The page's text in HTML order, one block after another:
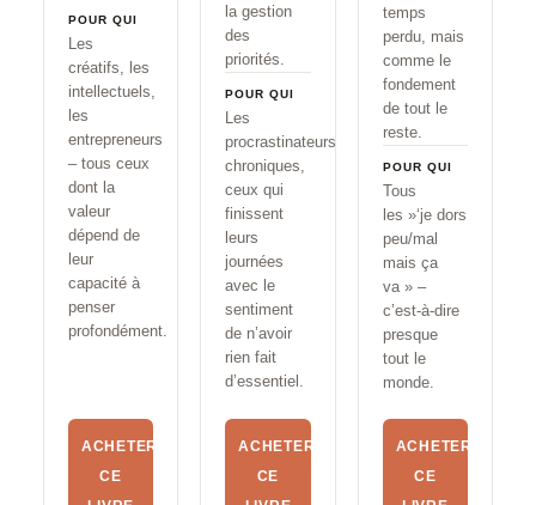
POUR QUI
Les
créatifs, les
intellectuels,
les
entrepreneurs
– tous ceux
dont la
valeur
dépend de
leur
capacité à
penser
profondément.
ACHETER
CE
la gestion
des
priorités.
POUR QUI
Les
procrastinateurs
chroniques,
ceux qui
finissent
leurs
journées
avec le
sentiment
de n’avoir
rien fait
d’essentiel.
ACHETER
CE
temps
perdu, mais
comme le
fondement
de tout le
reste.
POUR QUI
Tous
les »‘je dors
peu/mal
mais ça
va » –
c’est-à-dire
presque
tout le
monde.
ACHETER
CE